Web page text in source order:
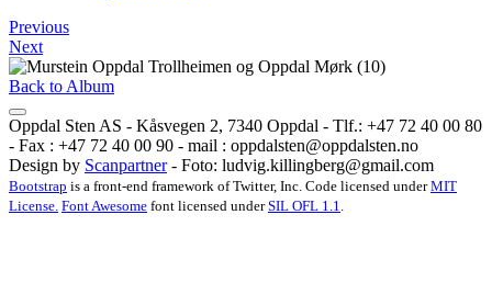
Previous
Next
Back to Album
Oppdal Sten AS - Kåsvegen 2, 7340 Oppdal - Tlf.: +47 72 40 00 80
- Fax : +47 72 40 00 90 - mail : oppdalsten@oppdalsten.no
Design by Scanpartner- Foto: ludvig.killingberg@gmail.com
Bootstrap is a front-end framework of Twitter, Inc. Code licensed underMIT
License. Font Awesome font licensed underSIL OFL 1.1.